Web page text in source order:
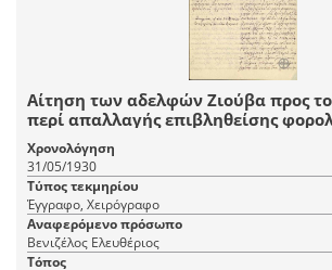
Αίτηση των αδελφών Ζιούβα προς
περί απαλλαγής επιβληθείσης
αντιτίμου προσωπικής εργασίας.
Χρονολόγηση
31/05/1930
Τύπος τεκμηρίου
Έγγραφο, Χειρόγραφο
Αναφερόμενο πρόσωπο
Βενιζέλος Ελευθέριος
Τόπος